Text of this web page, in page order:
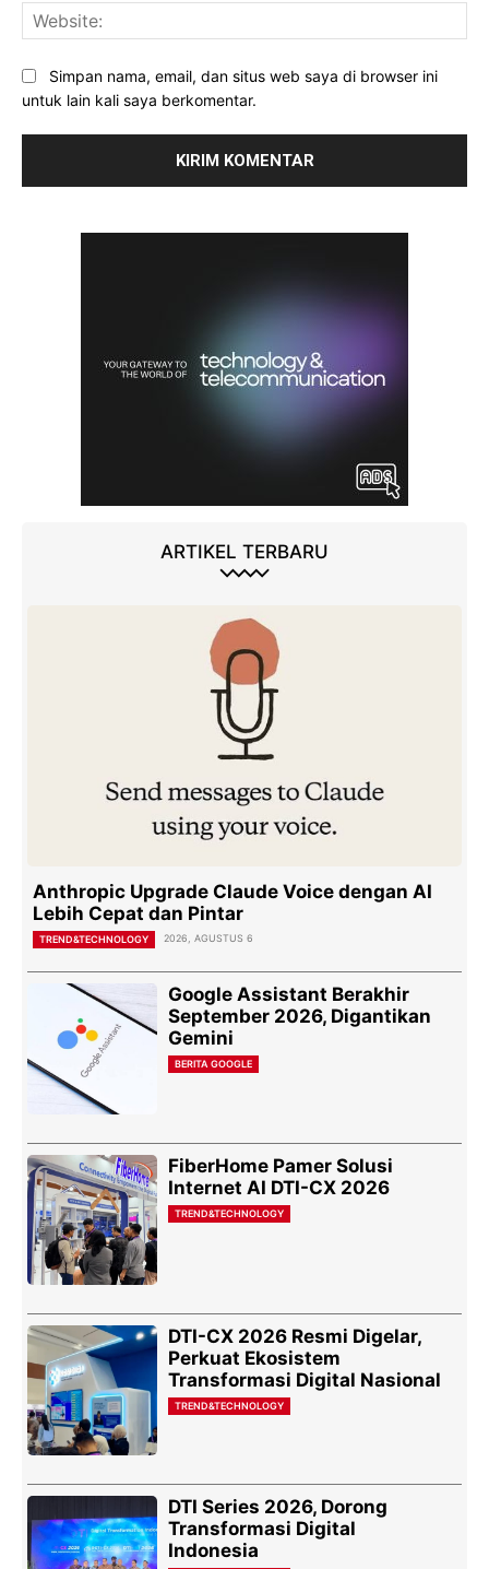
Simpan nama, email, dan situs web saya di browser ini
untuk lain kali saya berkomentar.
ARTIKEL TERBARU
Anthropic Upgrade Claude Voice dengan AI
Lebih Cepat dan Pintar
TREND&TECHNOLOGY 2026, AGUSTUS 6
Google Assistant Berakhir
September 2026, Digantikan
Gemini
BERITA GOOGLE
FiberHome Pamer Solusi
Internet AI DTI-CX 2026
TREND&TECHNOLOGY
DTI-CX 2026 Resmi Digelar,
Perkuat Ekosistem
Transformasi Digital Nasional
TREND&TECHNOLOGY
DTI Series 2026, Dorong
Transformasi Digital
Indonesia